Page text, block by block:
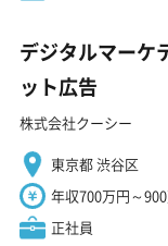
デジタルマーケ
ット広告
株式会社クーシー
東京都 渋谷区
年収700万円～
正社員